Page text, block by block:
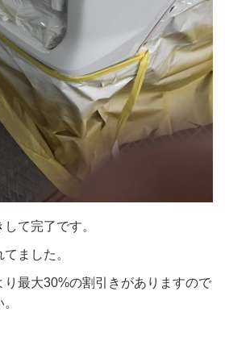
て完了です。
ました。
最大30%の割引きがありますので